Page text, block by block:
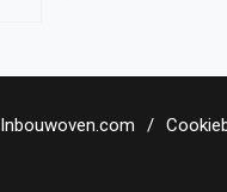
Inbouwoven.com